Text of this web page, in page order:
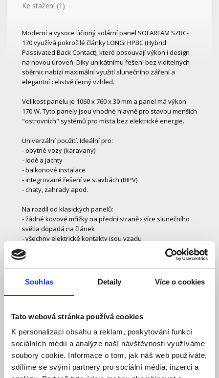
Souhlas Detaily Více o cookies
Tato webová stránka používá cookies
K personalizaci obsahu a reklam, poskytování funkcí
sociálních médií a analýze naší návštěvnosti využíváme
soubory cookie. Informace o tom, jak náš web používáte,
sdílíme se svými partnery pro sociální média, inzerci a
Ke stažení (1)
Moderní a vysoce účinný solární panel SOLARFAM SZBC-
170 využívá pokročilé články LONGi HPBC (Hybrid
Passivated Back Contact), které posouvají výkon i design
na novou úroveň. Díky unikátnímu řešení bez viditelných
sběrnic nabízí maximální využití slunečního záření a
elegantní celistvě černý vzhled.
Velikost panelu je 1060 x 760 x 30 mm a panel má výkon
170 W. Tyto panely jsou vhodné hlavně pro stavbu menších
"ostrovních" systémů pro místa bez elektrické energie.
Univerzální použití. Ideální pro:
- obytné vozy (karavany)
- lodě a jachty
- balkonové instalace
- integrované řešení ve stavbách (BIPV)
- chaty, zahrady apod.
Na rozdíl od klasických panelů:
- žádné kovové mřížky na přední straně › více slunečního
světla dopadá na článek
- všechny elektrické kontakty jsou vzadu
- články mají často čistě černý vzhled (estetika)
Hlavní výhody
1/ Vyšší účinnost díky HPBC technologii
- Zadní kontakty minimalizují ztráty a zvyšují výkon až o 3 %
oproti běžným full-black panelům.
- Stabilní výroba energie při nízkém osvětlení i částečném
3/ Maximální bezpečnost
- Integrované bypass diody pro každý článek chrání panel
proti přehřátí a zajišťují plynulý provoz.
4/ Elegantní design bez rušivých prvků
- Zero-busbar technologie znamená čistý černý vzhled bez